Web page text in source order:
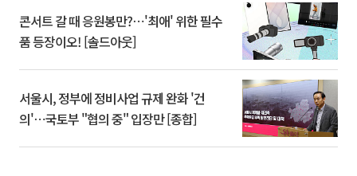
콘서트 갈 때 응원봉만?⋯'최애' 위한 필수
품 등장이오! [솔드아웃]
서울시, 정부에 정비사업 규제 완화 '건
의'⋯국토부 "협의 중" 입장만 [종합]